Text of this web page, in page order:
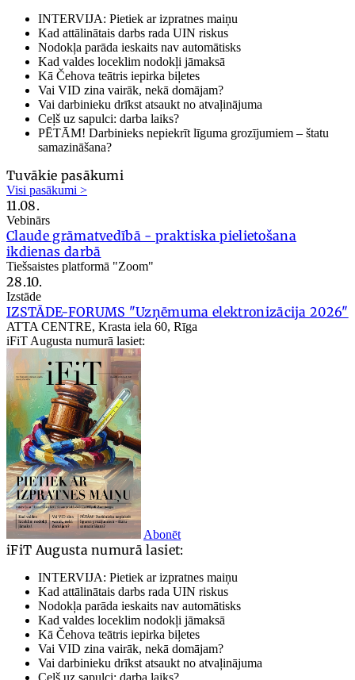
INTERVIJA: Pietiek ar izpratnes maiņu
Kad attālinātais darbs rada UIN riskus
Nodokļa parāda ieskaits nav automātisks
Kad valdes loceklim nodokļi jāmaksā
Kā Čehova teātris iepirka biļetes
Vai VID zina vairāk, nekā domājam?
Vai darbinieku drīkst atsaukt no atvaļinājuma
Ceļš uz sapulci: darba laiks?
PĒTĀM! Darbinieks nepiekrīt līguma grozījumiem – štatu
samazināšana?
Tuvākie pasākumi
Visi pasākumi >
11.08.
Vebinārs
Claude grāmatvedībā - praktiska pielietošana
ikdienas darbā
Tiešsaistes platformā "Zoom"
28.10.
Izstāde
IZSTĀDE-FORUMS "Uzņēmuma elektronizācija 2026"
ATTA CENTRE, Krasta iela 60, Rīga
iFiT Augusta numurā lasiet:
Abonēt
iFiT Augusta numurā lasiet:
INTERVIJA: Pietiek ar izpratnes maiņu
Kad attālinātais darbs rada UIN riskus
Nodokļa parāda ieskaits nav automātisks
Kad valdes loceklim nodokļi jāmaksā
Kā Čehova teātris iepirka biļetes
Vai VID zina vairāk, nekā domājam?
Vai darbinieku drīkst atsaukt no atvaļinājuma
Ceļš uz sapulci: darba laiks?